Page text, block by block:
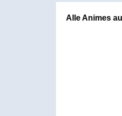
Alle Animes